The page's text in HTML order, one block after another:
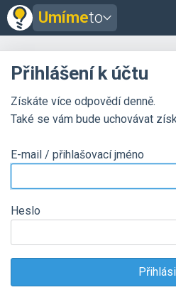
Umímeto
Přihlášení k účtu
Získáte více odpovědí denně.
Také se vám bude uchovávat
E-mail / přihlašovací jméno
Heslo